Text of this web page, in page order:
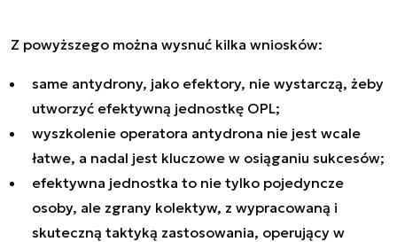
Z powyższego można wysnuć kilka wniosków:
same antydrony, jako efektory, nie wystarczą, żeby
utworzyć efektywną jednostkę OPL;
wyszkolenie operatora antydrona nie jest wcale
łatwe, a nadal jest kluczowe w osiąganiu sukcesów;
efektywna jednostka to nie tylko pojedyncze
osoby, ale zgrany kolektyw, z wypracowaną i
skuteczną taktyką zastosowania, operujący w